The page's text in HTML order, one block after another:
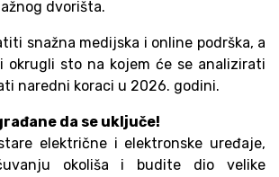
dvorišta.
snažna medijska i online podrška, a
okrugli sto na kojem će se analizirati
naredni koraci u 2026. godini.
da se uključe!
električne i elektronske uređaje,
okoliša i budite dio velike